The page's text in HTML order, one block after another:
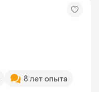
8 лет опыта